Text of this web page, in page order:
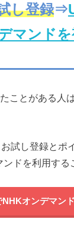
し登録⇒
マンドを
ことがある人
試し登録とポ
ドを利用する
オンデマン